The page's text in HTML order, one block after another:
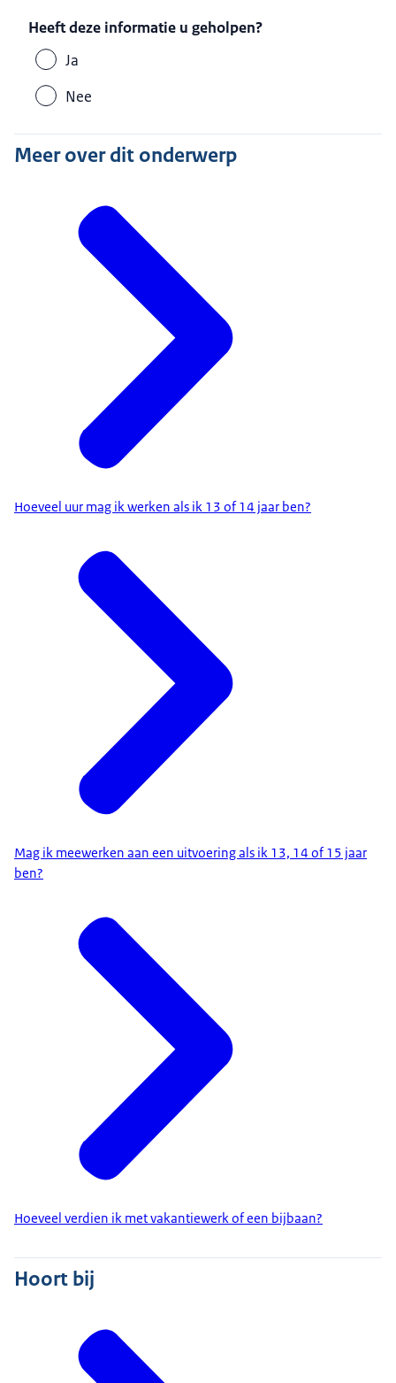
Heeft deze informatie u geholpen?
Ja
Nee
Meer over dit onderwerp
Hoeveel uur mag ik werken als ik 13 of 14 jaar ben?
Mag ik meewerken aan een uitvoering als ik 13, 14 of 15 jaar
ben?
Hoeveel verdien ik met vakantiewerk of een bijbaan?
Hoort bij